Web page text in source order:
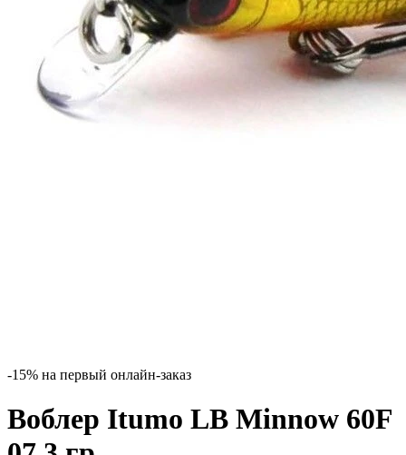
-15% на первый онлайн-заказ
Воблер Itumo LB Minnow 60F